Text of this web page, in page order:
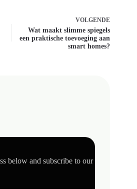
VOLGENDE
Wat maakt slimme spiegels
een praktische toevoeging aan
smart homes?
below and subscribe to our